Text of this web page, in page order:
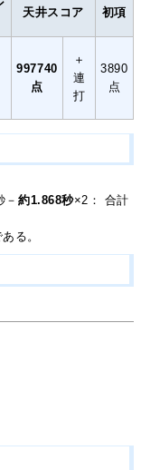
天井スコア 初項
997740
点
＋
連
打
3890
点
－ 約1.868秒×2： 合計
る。